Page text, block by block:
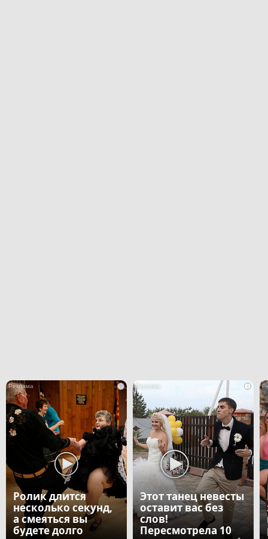
i
Ролик длится
несколько секунд,
а смеяться вы
будете долго
i
Этот танец невесты
оставит вас без
слов!
Пересмотрела 10